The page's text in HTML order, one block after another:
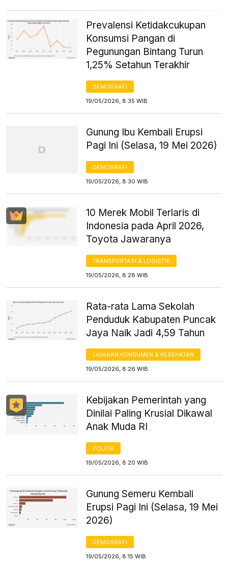
Prevalensi Ketidakcukupan
Konsumsi Pangan di
Pegunungan Bintang Turun
1,25% Setahun Terakhir
DEMOGRAFI
19/05/2026, 8:35 WIB
Gunung Ibu Kembali Erupsi
Pagi Ini (Selasa, 19 Mei 2026)
DEMOGRAFI
19/05/2026, 8:30 WIB
10 Merek Mobil Terlaris di
Indonesia pada April 2026,
Toyota Jawaranya
TRANSPORTASI & LOGISTIK
19/05/2026, 8:28 WIB
Rata-rata Lama Sekolah
Penduduk Kabupaten Puncak
Jaya Naik Jadi 4,59 Tahun
LAYANAN KONSUMEN & KESEHATAN
19/05/2026, 8:26 WIB
Kebijakan Pemerintah yang
Dinilai Paling Krusial Dikawal
Anak Muda RI
POLITIK
19/05/2026, 8:20 WIB
Gunung Semeru Kembali
Erupsi Pagi Ini (Selasa, 19 Mei
2026)
DEMOGRAFI
19/05/2026, 8:15 WIB